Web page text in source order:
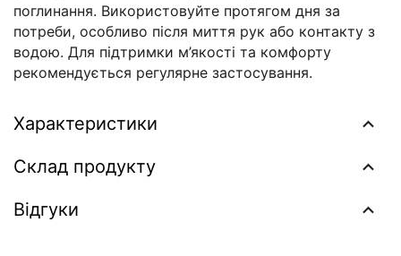
поглинання. Використовуйте протягом дня за
потреби, особливо після миття рук або контакту з
водою. Для підтримки м’якості та комфорту
рекомендується регулярне застосування.
Характеристики
Склад продукту
Відгуки